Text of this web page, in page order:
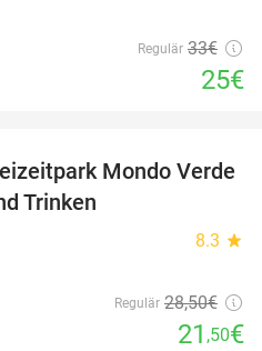
Regulär 33€
25€
25%
Mondo Verde
Trinken
8.3 star
Regulär 28,50€
21 ,50€